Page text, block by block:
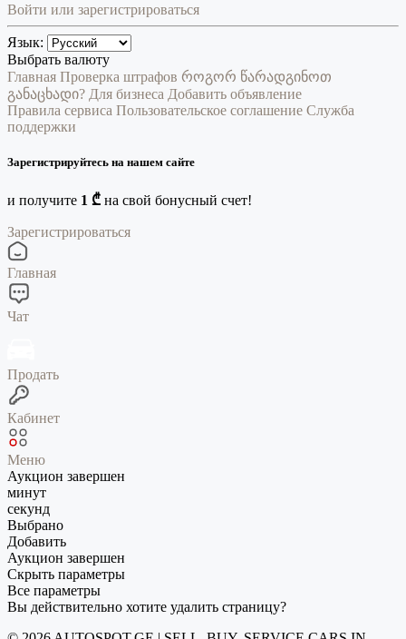
Войти или зарегистрироваться
Язык:
Выбрать валюту
Главная Проверка штрафов როგორ წარადგინოთ
განაცხადი? Для бизнеса Добавить объявление
Правила сервиса Пользовательское соглашение Служба
поддержки
Зарегистрируйтесь на нашем сайте
и получите 1 ₾ на свой бонусный счет!
Зарегистрироваться
Главная
Чат
Продать
Кабинет
Меню
Аукцион завершен
минут
секунд
Выбрано
Добавить
Аукцион завершен
Скрыть параметры
Все параметры
Вы действительно хотите удалить страницу?